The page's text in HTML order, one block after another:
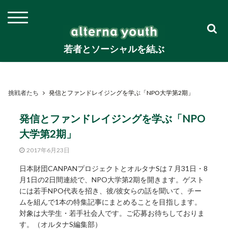
若者とソーシャルを結ぶ
挑戦者たち 発信とファンドレイジングを学ぶ「NPO大学第2期」
発信とファンドレイジングを学ぶ「NPO
大学第2期」
2017年6月23日
日本財団CANPANプロジェクトとオルタナSは７月31日・8
月1日の2日間連続で、NPO大学第2期を開きます。ゲスト
には若手NPO代表を招き、彼/彼女らの話を聞いて、チー
ムを組んで1本の特集記事にまとめることを目指します。
対象は大学生・若手社会人です。ご応募お待ちしておりま
す。（オルタナS編集部）